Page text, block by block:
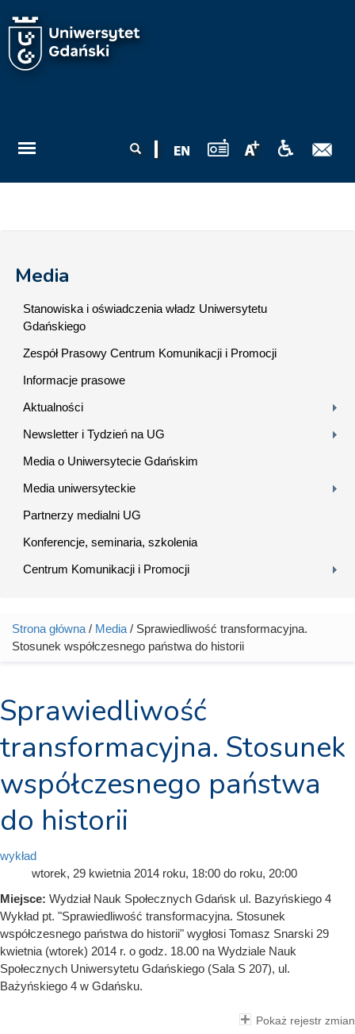
wyszukiwania
Media
Stanowiska i oświadczenia władz Uniwersytetu
Gdańskiego
Zespół Prasowy Centrum Komunikacji i Promocji
Informacje prasowe
Aktualności
Newsletter i Tydzień na UG
Media o Uniwersytecie Gdańskim
Media uniwersyteckie
Partnerzy medialni UG
Konferencje, seminaria, szkolenia
Centrum Komunikacji i Promocji
Jesteś tutaj
Strona główna / Media / Sprawiedliwość transformacyjna.
Stosunek współczesnego państwa do historii
Sprawiedliwość
transformacyjna. Stosunek
współczesnego państwa
do historii
wykład
wtorek, 29 kwietnia 2014 roku, 18:00 do roku, 20:00
Miejsce: Wydział Nauk Społecznych Gdańsk ul. Bazyńskiego 4
Wykład pt. "Sprawiedliwość transformacyjna. Stosunek
współczesnego państwa do historii" wygłosi Tomasz Snarski 29
kwietnia (wtorek) 2014 r. o godz. 18.00 na Wydziale Nauk
Społecznych Uniwersytetu Gdańskiego (Sala S 207), ul.
Bażyńskiego 4 w Gdańsku.
Pokaż rejestr zmian